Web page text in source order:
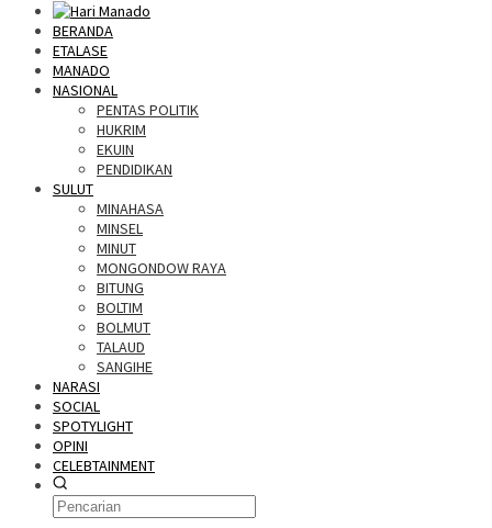
BERANDA
ETALASE
MANADO
NASIONAL
PENTAS POLITIK
HUKRIM
EKUIN
PENDIDIKAN
SULUT
MINAHASA
MINSEL
MINUT
MONGONDOW RAYA
BITUNG
BOLTIM
BOLMUT
TALAUD
SANGIHE
NARASI
SOCIAL
SPOTYLIGHT
OPINI
CELEBTAINMENT